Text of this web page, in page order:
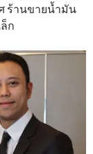
ร้านขายน้ำมัน
ก